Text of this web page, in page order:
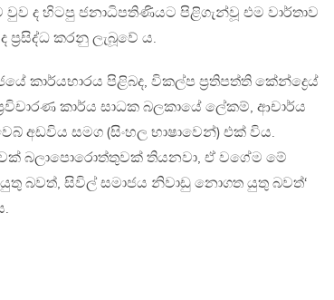
ද හිටපු ජනාධිපතිණියට පිළිගැන්වූ එම වාර්තාව
ප්‍රසිද්ධ කරනු ලැබූවේ ය.
කාර්යභාරය පිළිබද, විකල්ප ප්‍රතිපත්ති කේන්ද්‍රෙය්
කාර්ය සාධක බලකායේ ලේකම්, ආචාර්ය
අඩවිය සමග (සිංහල භාෂාවෙන්) එක් විය.
බලාපොරොත්තුවක් තියනවා, ඒ වගේම මේ
බවත්, සිවිල් සමාජය නිවාඩු නොගත යුතු බවත්‘